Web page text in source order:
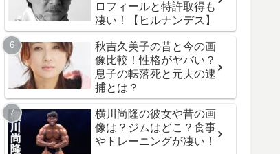
ロフィールと特許取得も
凄い！【ヒルナンデス】
秋吉久美子の昔と今の画
像比較！性格がヤバい？
息子の転落死と元夫の逮
捕とは？
横川尚隆の彼女や昔の画
像は？ジムはどこ？食事
やトレーニングが凄い！